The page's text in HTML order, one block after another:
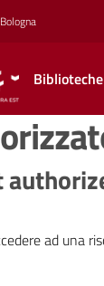
ad una